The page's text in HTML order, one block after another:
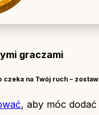
graczami
czeka na Twój ruch –
, aby móc